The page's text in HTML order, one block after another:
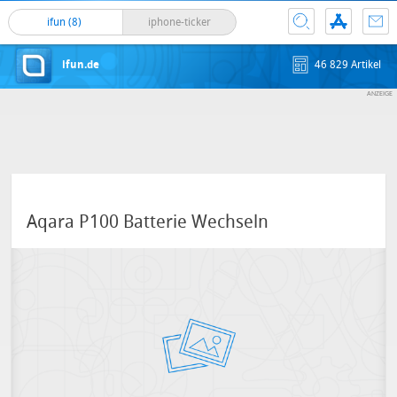
ifun (8) iphone-ticker
ifun.de 46 829 Artikel
Aqara P100 Batterie Wechseln